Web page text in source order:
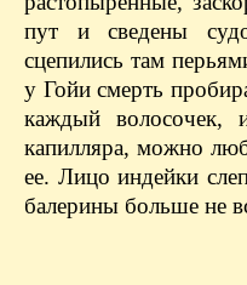
пут и сведены
сцепились там
у Гойи смерть
каждый волосочек,
капилляра, можно
ее. Лицо индейки
балерины больше не